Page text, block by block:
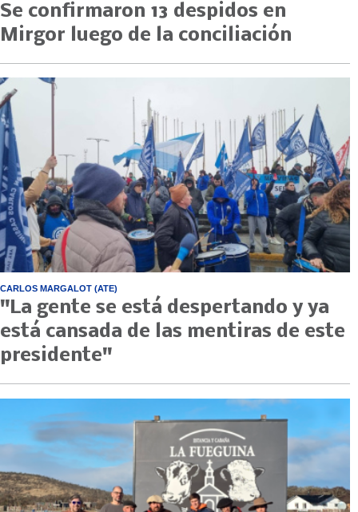
Se confirmaron 13 despidos en
Mirgor luego de la conciliación
CARLOS MARGALOT (ATE)
"La gente se está despertando y ya
está cansada de las mentiras de este
presidente"